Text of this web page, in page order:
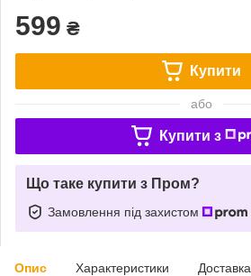
599 ₴
Купити
або
Купити з
Що таке купити з Пром?
Замовлення під захистом
Опис Характеристики Доставка